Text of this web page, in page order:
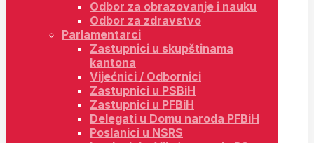
Odbor za obrazovanje i nauku
Odbor za zdravstvo
Parlamentarci
Zastupnici u skupštinama
kantona
Vijećnici / Odbornici
Zastupnici u PSBiH
Zastupnici u PFBiH
Delegati u Domu naroda PFBiH
Poslanici u NSRS